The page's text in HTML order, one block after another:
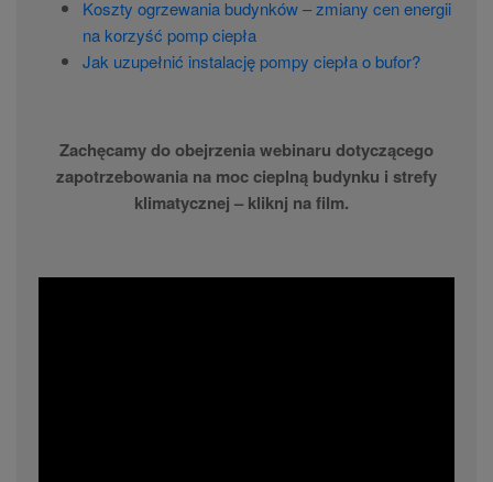
Koszty ogrzewania budynków – zmiany cen energii
na korzyść pomp ciepła
Jak uzupełnić instalację pompy ciepła o bufor?
Zachęcamy do obejrzenia webinaru dotyczącego
zapotrzebowania na moc cieplną budynku i strefy
klimatycznej – kliknj na film.